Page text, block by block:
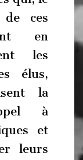
de ces
en
les
élus,
la
à
et
leurs